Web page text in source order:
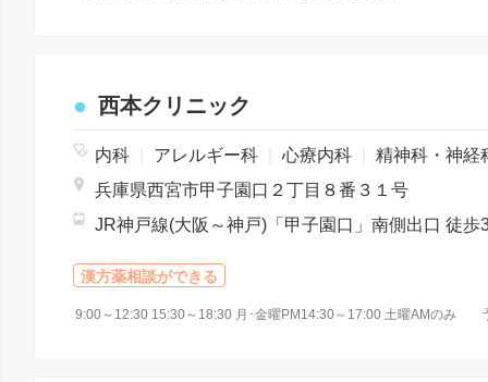
西本クリニック
内科 アレルギー科 心療内科
精神科・神経
兵庫県西宮市甲子園口２丁目８番３１号
JR神戸線(大阪～神戸)「甲子園口」南側出口 徒歩
漢方薬相談ができる
9:00～12:30 15:30～18:30 月･金曜PM14:30～17:00 土曜AMの